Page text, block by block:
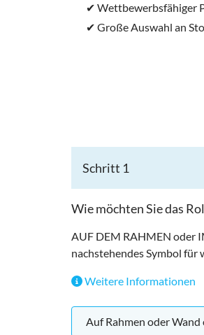
✔ Wettbewerbsfähiger
✔ Große Auswahl an
Schritt 1
Wie möchten Sie das
AUF DEM RAHMEN oder
nachstehendes Symbol
Weitere Informationen
Auf Rahmen oder Wand